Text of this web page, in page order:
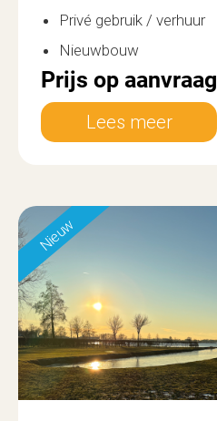
Privé gebruik / verhuur
Nieuwbouw
Prijs op aanvraag
Lees meer
Nieuw